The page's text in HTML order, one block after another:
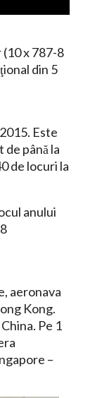
x 787-8
din 5
Este
până la
de locuri la
anului
aeronava
Kong.
Pe 1
–